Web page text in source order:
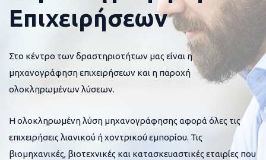
Επιχειρήσεων
Στο κέντρο των δραστηριοτήτων μας είναι η
μηχανογράφηση επιχειρήσεων και η παροχή
ολοκληρωμένων λύσεων.
Η ολοκληρωμένη λύση μηχανογράφησης αφορά όλες τις
επιχειρήσεις λιανικού ή χοντρικού εμπορίου. Τις
βιομηχανικές, βιοτεχνικές και κατασκευαστικές εταιρίες που